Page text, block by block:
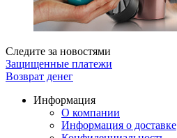
Следите за новостями
Защищенные платежи
Возврат денег
Информация
О компании
Информация о доставке